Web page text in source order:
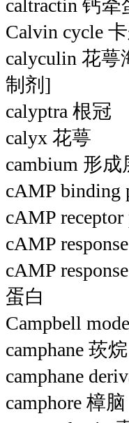
caltractin 钙
Calvin cycle
calyculin 花
制剂]
calyptra 根冠
calyx 花萼
cambium 形
cAMP binding
cAMP
cAMP
cAMP
蛋白
Campbell
camphane 莰烷
camphane
camphore 樟脑